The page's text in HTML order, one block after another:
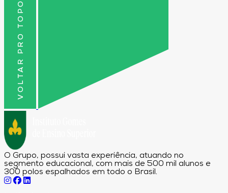
VOLTAR PRO TOPO
O Grupo, possui vasta experiência, atuando no
segmento educacional, com mais de 500 mil alunos e
300 polos espalhados em todo o Brasil.